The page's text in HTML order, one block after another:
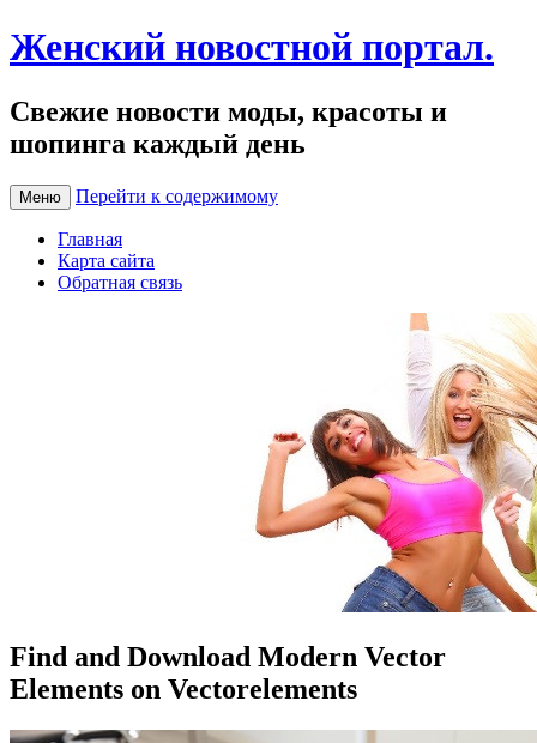
Женский новостной портал.
Свежие новости моды, красоты и
шопинга каждый день
Меню Перейти к содержимому
Главная
Карта сайта
Обратная связь
Find and Download Modern Vector
Elements on Vectorelements